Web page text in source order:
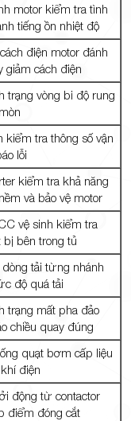
motor kiểm tra tình
tiếng ồn nhiệt độ
điện motor đánh
giảm cách điện
trạng vòng bi độ rung
kiểm tra thông số vận
lỗi
kiểm tra khả năng
và bảo vệ motor
vệ sinh kiểm tra
bị bên trong tủ
tải từng nhánh
độ quá tải
trạng mất pha đảo
chiều quay đúng
quạt bơm cấp liệu
điện
động từ contactor
điểm đóng cắt